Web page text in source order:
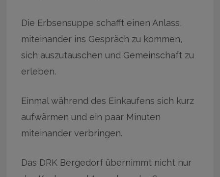
Die Erbsensuppe schafft einen Anlass,
miteinander ins Gespräch zu kommen,
sich auszutauschen und Gemeinschaft zu
erleben.
Einmal während des Einkaufens sich kurz
aufwärmen und ein paar Minuten
miteinander verbringen.
Das DRK Bergedorf übernimmt nicht nur